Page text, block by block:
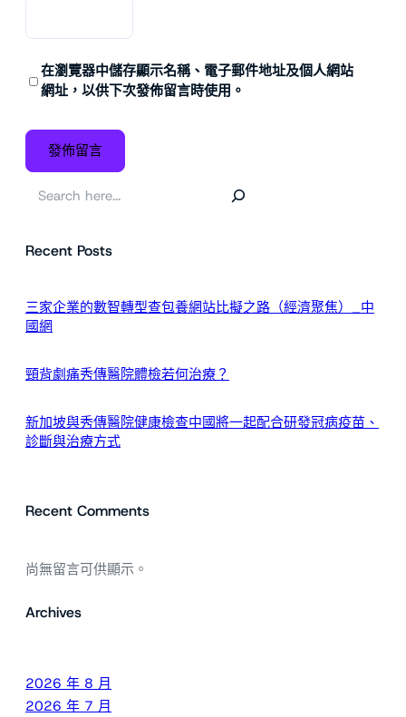
在瀏覽器中儲存顯示名稱、電子郵件地址及個人網站
網址，以供下次發佈留言時使用。
Recent Posts
三家企業的數智轉型查包養網站比擬之路（經濟聚焦）_中
國網
頸背劇痛秀傳醫院體檢若何治療？
新加坡與秀傳醫院健康檢查中國將一起配合研發冠病疫苗、
診斷與治療方式
Recent Comments
尚無留言可供顯示。
Archives
2026 年 8 月
2026 年 7 月